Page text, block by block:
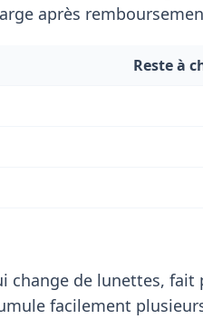
après
Reste à
change de lunettes,
facilement